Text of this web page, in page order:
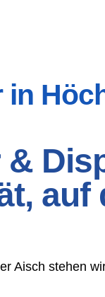
Aisch stehen